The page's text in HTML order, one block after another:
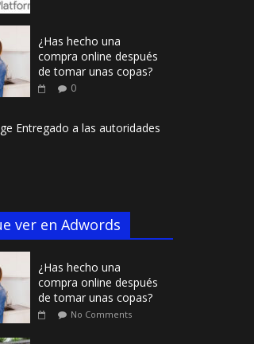
¿Has hecho una
compra online después
de tomar unas copas?
0
Entregado a las autoridades
ver en Adwords
¿Has hecho una
compra online después
de tomar unas copas?
No Comments